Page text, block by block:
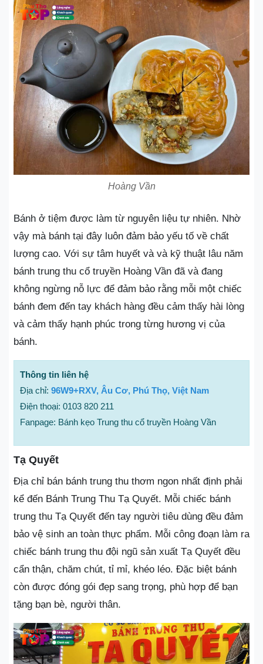
Hoàng Vần
Bánh ở tiệm được làm từ nguyên liệu tự nhiên. Nhờ
vậy mà bánh tại đây luôn đảm bảo yếu tố về chất
lượng cao. Với sự tâm huyết và và kỹ thuật lâu năm
bánh trung thu cổ truyền Hoàng Vần đã và đang
không ngừng nỗ lực để đảm bảo rằng mỗi một chiếc
bánh đem đến tay khách hàng đều cảm thấy hài lòng
và cảm thấy hạnh phúc trong từng hương vị của
bánh.
Thông tin liên hệ
Địa chỉ: 96W9+RXV, Âu Cơ, Phú Thọ, Việt Nam
Điện thoại: 0103 820 211
Fanpage: Bánh kẹo Trung thu cổ truyền Hoàng Vần
Tạ Quyết
Địa chỉ bán bánh trung thu thơm ngon nhất định phải
kể đến Bánh Trung Thu Tạ Quyết. Mỗi chiếc bánh
trung thu Tạ Quyết đến tay người tiêu dùng đều đảm
bảo vệ sinh an toàn thực phẩm. Mỗi công đoạn làm ra
chiếc bánh trung thu đội ngũ sản xuất Tạ Quyết đều
cẩn thận, chăm chút, tỉ mỉ, khéo léo. Đặc biệt bánh
còn được đóng gói đẹp sang trọng, phù hợp để bạn
tặng bạn bè, người thân.